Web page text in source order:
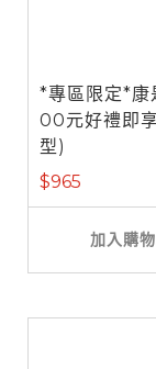
*專區限定*康
00元好禮即
型)
$965
加入購